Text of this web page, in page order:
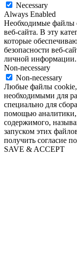
Necessary
Always Enabled
Необходимые файлы
веб-сайта. В эту
которые
безопасности веб-
личной информации.
Non-necessary
Non-necessary
Любые файлы cookie,
необходимыми для
специально для
помощью аналитики,
содержимого,
запуском этих
получить согласие
SAVE & ACCEPT